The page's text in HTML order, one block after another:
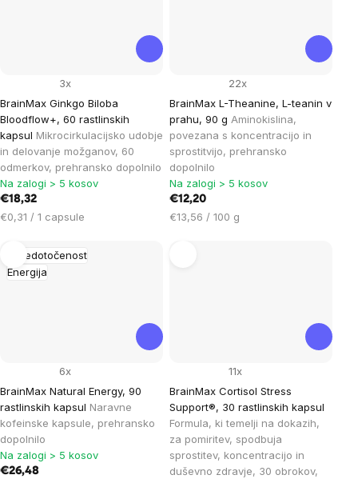
BrainMax Ginkgo Biloba
Bloodflow+, 60 rastlinskih
kapsul Mikrocirkulacijsko udobje
in delovanje možganov, 60
odmerkov, prehransko dopolnilo
3x
Na zalogi > 5 kosov
€18,32
Cena
enoto:
€0,31 / 1 capsule
BrainMax L-Theanine, L-teanin v
prahu, 90 g Aminokislina,
povezana s koncentracijo in
sprostitvijo, prehransko
dopolnilo
22x
Na zalogi > 5 kosov
€12,20
Cena
€13,56 / 100 g
Osredotočenost
Energija
BrainMax Natural Energy, 90
rastlinskih kapsul Naravne
kofeinske kapsule, prehransko
dopolnilo
6x
Na zalogi > 5 kosov
€26,48
BrainMax Cortisol Stress
Support®, 30 rastlinskih kapsul
Formula, ki temelji na dokazih,
za pomiritev, spodbuja
sprostitev, koncentracijo in
duševno zdravje, 30 obrokov,
11x